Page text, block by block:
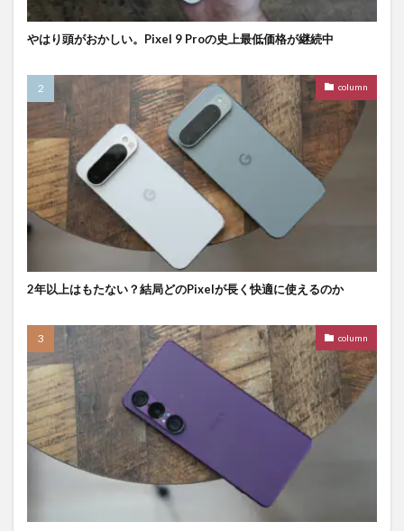
やはり頭がおかしい。Pixel 9 Proの史上最低価格が継続中
column
2年以上はもたない？結局どのPixelが長く快適に使えるのか
column